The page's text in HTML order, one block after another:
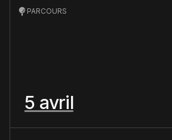
PARCOURS
5 avril